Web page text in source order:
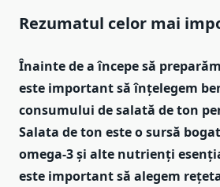
Rezumatul celor mai
Înainte de a începe să
este important să înțelegem
consumului de salată de ton
Salata de ton este o sursă
omega-3 și alte nutrienți
este important să alegem